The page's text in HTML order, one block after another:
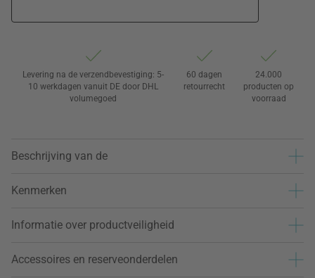
Levering na de verzendbevestiging: 5-
10 werkdagen vanuit DE door DHL
volumegoed
60 dagen
retourrecht
24.000
producten op
voorraad
Beschrijving van de
Kenmerken
Informatie over productveiligheid
Accessoires en reserveonderdelen